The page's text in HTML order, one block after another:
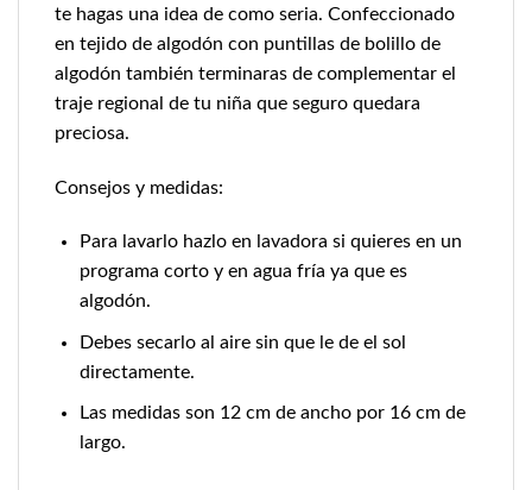
te hagas una idea de como seria. Confeccionado
en tejido de algodón con puntillas de bolillo de
algodón también terminaras de complementar el
traje regional de tu niña que seguro quedara
preciosa.
Consejos y medidas:
Para lavarlo hazlo en lavadora si quieres en un
programa corto y en agua fría ya que es
algodón.
Debes secarlo al aire sin que le de el sol
directamente.
Las medidas son 12 cm de ancho por 16 cm de
largo.